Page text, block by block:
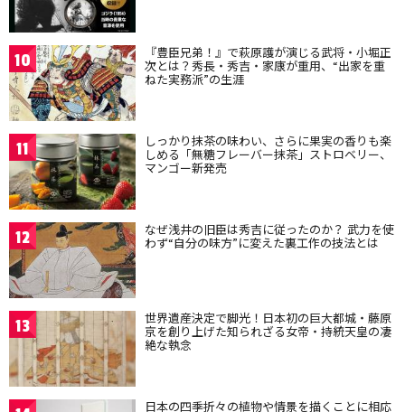
10 『豊臣兄弟！』で萩原護が演じる武将・小堀正
次とは？秀長・秀吉・家康が重用、“出家を重
ねた実務派”の生涯
11 しっかり抹茶の味わい、さらに果実の香りも楽
しめる「無糖フレーバー抹茶」ストロベリー、
マンゴー新発売
12 なぜ浅井の旧臣は秀吉に従ったのか？ 武力を使
わず“自分の味方”に変えた裏工作の技法とは
13 世界遺産決定で脚光！日本初の巨大都城・藤原
京を創り上げた知られざる女帝・持統天皇の凄
絶な執念
日本の四季折々の植物や情景を描くことに相応